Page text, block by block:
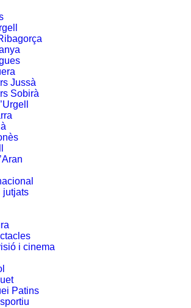
Jussà
Sobirà
jutjats
i cinema
Patins